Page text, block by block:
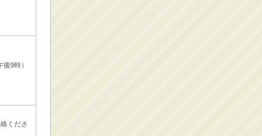
9時）
くださ